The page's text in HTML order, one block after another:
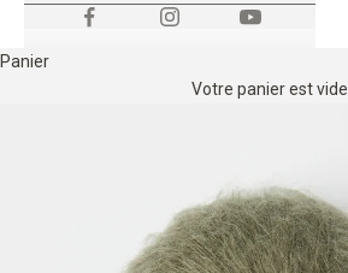
Panier
Votre panier est vide